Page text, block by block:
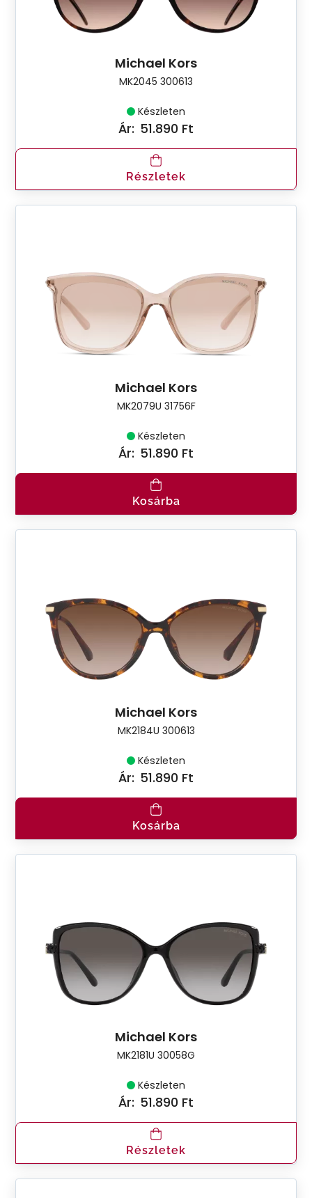
Michael Kors
MK2045 300613
Készleten
Ár: 51.890 Ft
Részletek
Michael Kors
MK2079U 31756F
Készleten
Ár: 51.890 Ft
Kosárba
Michael Kors
MK2184U 300613
Készleten
Ár: 51.890 Ft
Kosárba
Michael Kors
MK2181U 30058G
Készleten
Ár: 51.890 Ft
Részletek